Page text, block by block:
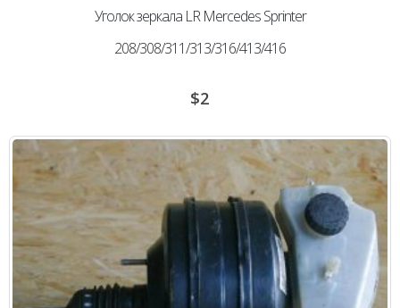
Уголок зеркала LR Mercedes Sprinter
208/308/311/313/316/413/416
$2